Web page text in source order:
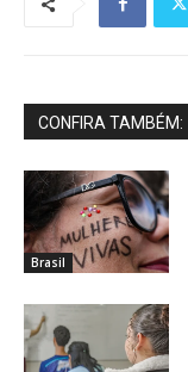
CONFIRA TAMBÉM:
Brasil